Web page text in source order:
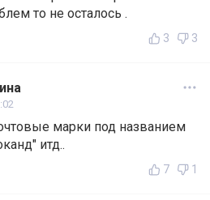
то не осталось .
3 3
марки под названием
итд..
7 1